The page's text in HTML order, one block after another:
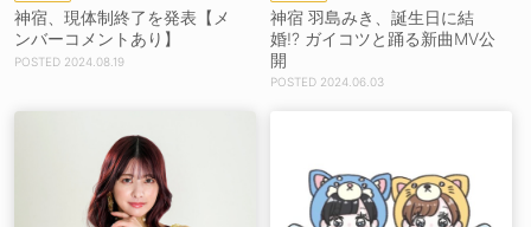
神宿、現体制終了を発表【メ
ンバーコメントあり】
2024.08.19
神宿 羽島みき、誕生日に結
婚!? ガイコツと踊る新曲MV公
開
2024.06.03